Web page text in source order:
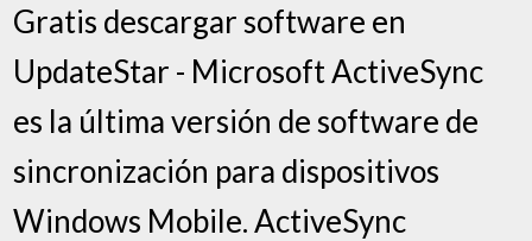
Gratis descargar software en
UpdateStar - Microsoft ActiveSync
es la última versión de software de
sincronización para dispositivos
Windows Mobile. ActiveSync